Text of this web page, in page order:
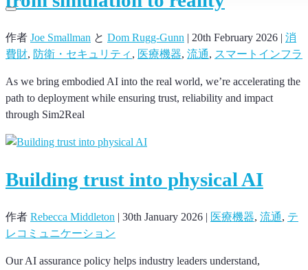
作者 Joe Smallman と Dom Rugg-Gunn | 20th February 2026 | 消
費財, 防衛・セキュリティ , 医療機器, 流通, スマートインフラ
As we bring embodied AI into the real world, we’re accelerating the
path to deployment while ensuring trust, reliability and impact
through Sim2Real
Building trust into physical AI
作者 Rebecca Middleton | 30th January 2026 | 医療機器, 流通, テ
レコミュニケーション
Our AI assurance policy helps industry leaders understand,